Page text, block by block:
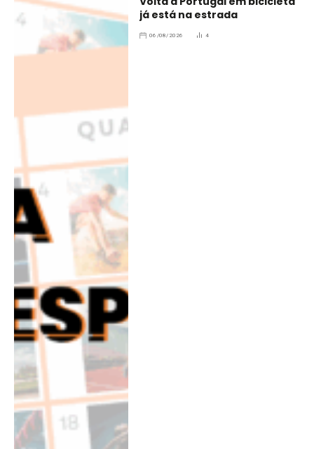
já está na estrada
06/08/2026 4